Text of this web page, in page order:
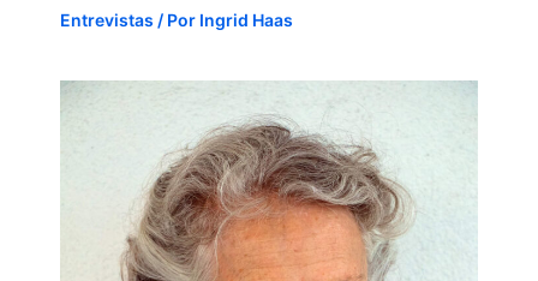
Entrevistas / Por Ingrid Haas